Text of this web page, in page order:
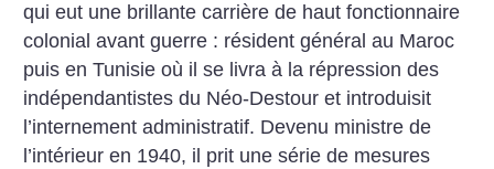
qui eut une brillante carrière de haut fonctionnaire
colonial avant guerre : résident général au Maroc
puis en Tunisie où il se livra à la répression des
indépendantistes du Néo-Destour et introduisit
l’internement administratif. Devenu ministre de
l’intérieur en 1940, il prit une série de mesures